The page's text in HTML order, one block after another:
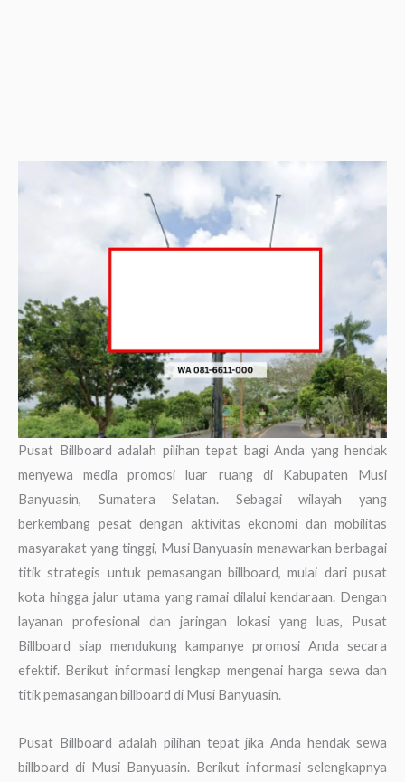
Pusat Billboard adalah pilihan tepat bagi Anda yang hendak
menyewa media promosi luar ruang di Kabupaten Musi
Banyuasin, Sumatera Selatan. Sebagai wilayah yang
berkembang pesat dengan aktivitas ekonomi dan mobilitas
masyarakat yang tinggi, Musi Banyuasin menawarkan berbagai
titik strategis untuk pemasangan billboard, mulai dari pusat
kota hingga jalur utama yang ramai dilalui kendaraan. Dengan
layanan profesional dan jaringan lokasi yang luas, Pusat
Billboard siap mendukung kampanye promosi Anda secara
efektif. Berikut informasi lengkap mengenai harga sewa dan
titik pemasangan billboard di Musi Banyuasin.
Pusat Billboard adalah pilihan tepat jika Anda hendak sewa
billboard di Musi Banyuasin. Berikut informasi selengkapnya